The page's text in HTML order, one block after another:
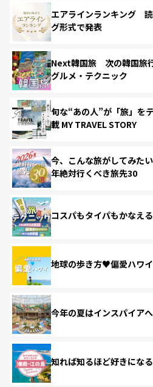
エアラインランキング
グ形式で発表
Next韓国旅 次の韓国旅
グルメ・テクニック
旬な“あの人”が「旅」を
載 MY TRAVEL STORY
今、こんな旅がしてみた
年絶対行くべき旅先30
コスパもタイパもかなえ
地球の歩き方♥偏愛ハワイ
今年の夏はインスパイアへ
知れば知るほど好きにな